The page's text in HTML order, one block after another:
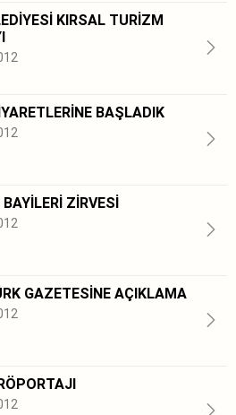
KIRSAL TURİZM
BAŞLADIK
ZİRVESİ
GAZETESİNE AÇIKLAMA